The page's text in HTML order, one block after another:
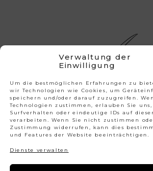
Verwaltung der
Einwilligung
Um die bestmöglichen Erfahrungen zu
wir Technologien wie Cookies, um
speichern und/oder darauf zuzugreifen.
Technologien zustimmen, erlauben Sie
Surfverhalten oder eindeutige IDs auf
verarbeiten. Wenn Sie nicht zustimmen
Zustimmung widerrufen, kann dies
und Features der Website beeinträchtigen.
Dienste verwalten
BENÖTIGST DU HILFE?
Kontaktiere Uns
FAQs
Größentabelle
Pflegeanleitung
Anfrage Für Sonderanfertigungen
INFORMATION
Impressum
Allgemeine Geschäftsbedingungen
Datenschutzerklärung
Newsletter